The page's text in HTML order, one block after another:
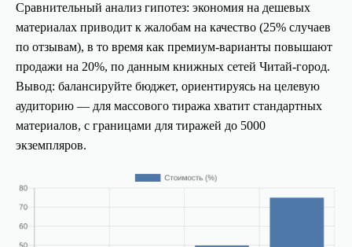
Сравнительный анализ гипотез: экономия на дешевых
материалах приводит к жалобам на качество (25% случаев
по отзывам), в то время как премиум-варианты повышают
продажи на 20%, по данным книжных сетей Читай-город.
Вывод: балансируйте бюджет, ориентируясь на целевую
аудиторию — для массового тиража хватит стандартных
материалов, с границами для тиражей до 5000
экземпляров.